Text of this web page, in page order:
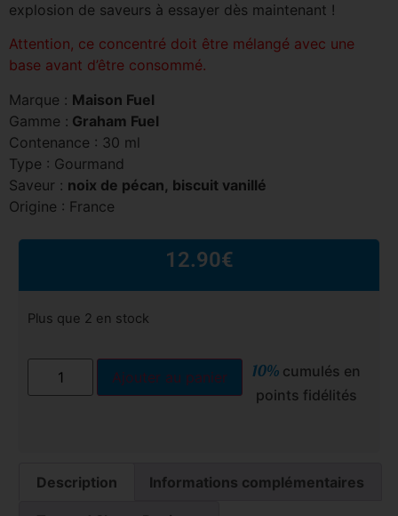
explosion de saveurs à essayer dès maintenant !
Attention, ce concentré doit être mélangé avec une
base avant d’être consommé.
Marque : Maison Fuel
Gamme : Graham Fuel
Contenance : 30 ml
Type : Gourmand
Saveur : noix de pécan, biscuit vanillé
Origine : France
12.90€
Plus que 2 en stock
Ajouter au panier 10% cumulés en
points fidélités
Description Informations complémentaires